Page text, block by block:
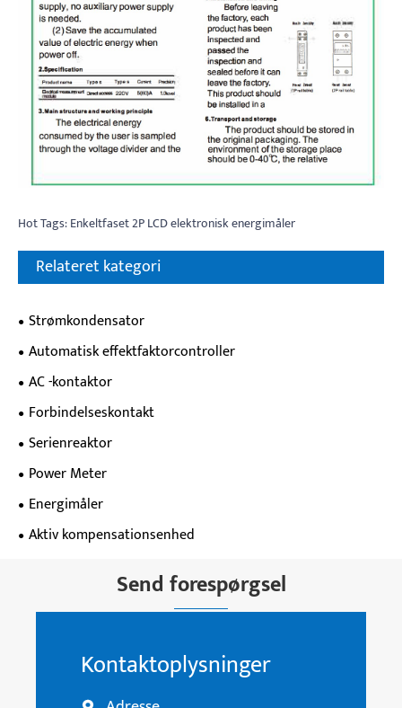
Hot Tags: Enkeltfaset 2P LCD elektronisk energimåler
Relateret kategori
Strømkondensator
Automatisk effektfaktorcontroller
AC -kontaktor
Forbindelseskontakt
Serienreaktor
Power Meter
Energimåler
Aktiv kompensationsenhed
Send forespørgsel
Kontaktoplysninger